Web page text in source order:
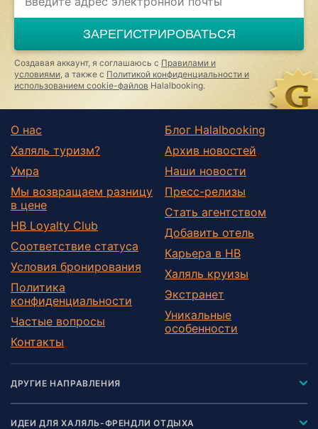
ЗАРЕГИСТРИРОВАТЬСЯ
Создавая аккаунт, я соглашаюсь с Правилами и
условиями , а также с Политикой конфиденциальности и
использованием cookie-файлов Halalbooking.
О нас
Халяль туризм?
Умра
Мы возвращаем разницу
в цене
HB Loyalty Club
Соответствие статуса
Условия бронирования
Политика
конфиденциальности
Частые вопросы
Контакты
Блог Halalbooking
Архив новостей
Наши новости
Пресс-релизы
Стать агентством
Добавить отель
Карьера в HB
Халяль круизы
Экстранет
Уникальные
особенности
ДРУГИЕ НАПРАВЛЕНИЯ
ИДЕИ ДЛЯ ХАЛЯЛЬ-ФРЕНДЛИ ОТДЫХА